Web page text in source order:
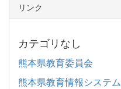
リンク
カテゴリなし
熊本県教育委員会
熊本県教育情報システム